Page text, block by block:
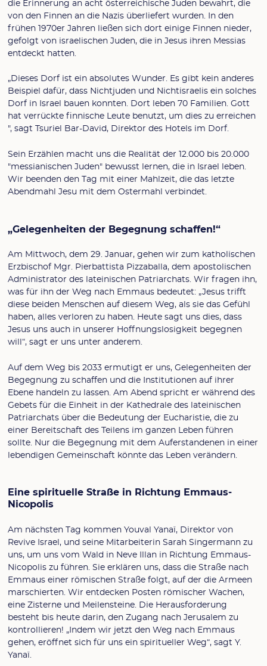
die Erinnerung an acht österreichische Juden bewahrt, die
von den Finnen an die Nazis überliefert wurden. In den
frühen 1970er Jahren ließen sich dort einige Finnen nieder,
gefolgt von israelischen Juden, die in Jesus ihren Messias
entdeckt hatten.
„Dieses Dorf ist ein absolutes Wunder. Es gibt kein anderes
Beispiel dafür, dass Nichtjuden und Nichtisraelis ein solches
Dorf in Israel bauen konnten. Dort leben 70 Familien. Gott
hat verrückte finnische Leute benutzt, um dies zu erreichen
", sagt Tsuriel Bar-David, Direktor des Hotels im Dorf.
Sein Erzählen macht uns die Realität der 12.000 bis 20.000
"messianischen Juden" bewusst lernen, die in Israel leben.
Wir beenden den Tag mit einer Mahlzeit, die das letzte
Abendmahl Jesu mit dem Ostermahl verbindet.
„Gelegenheiten der Begegnung schaffen!“
Am Mittwoch, dem 29. Januar, gehen wir zum katholischen
Erzbischof Mgr. Pierbattista Pizzaballa, dem apostolischen
Administrator des lateinischen Patriarchats. Wir fragen ihn,
was für ihn der Weg nach Emmaus bedeutet: „Jesus trifft
diese beiden Menschen auf diesem Weg, als sie das Gefühl
haben, alles verloren zu haben. Heute sagt uns dies, dass
Jesus uns auch in unserer Hoffnungslosigkeit begegnen
will“, sagt er uns unter anderem.
Auf dem Weg bis 2033 ermutigt er uns, Gelegenheiten der
Begegnung zu schaffen und die Institutionen auf ihrer
Ebene handeln zu lassen. Am Abend spricht er während des
Gebets für die Einheit in der Kathedrale des lateinischen
Patriarchats über die Bedeutung der Eucharistie, die zu
einer Bereitschaft des Teilens im ganzen Leben führen
sollte. Nur die Begegnung mit dem Auferstandenen in einer
lebendigen Gemeinschaft könnte das Leben verändern.
Eine spirituelle Straße in Richtung Emmaus-
Nicopolis
Am nächsten Tag kommen Youval Yanaï, Direktor von
Revive Israel, und seine Mitarbeiterin Sarah Singermann zu
uns, um uns vom Wald in Neve Illan in Richtung Emmaus-
Nicopolis zu führen. Sie erklären uns, dass die Straße nach
Emmaus einer römischen Straße folgt, auf der die Armeen
marschierten. Wir entdecken Posten römischer Wachen,
eine Zisterne und Meilensteine. Die Herausforderung
besteht bis heute darin, den Zugang nach Jerusalem zu
kontrollieren! „Indem wir jetzt den Weg nach Emmaus
gehen, eröffnet sich für uns ein spiritueller Weg“, sagt Y.
Yanaï.